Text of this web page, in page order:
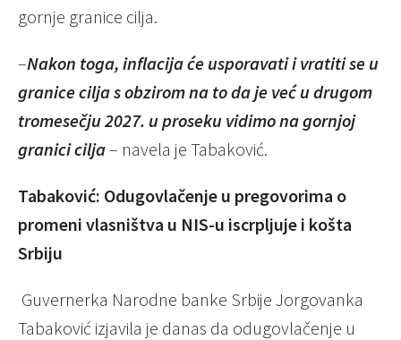
gornje granice cilja.
–Nakon toga, inflacija će usporavati i vratiti se u
granice cilja s obzirom na to da je već u drugom
tromesečju 2027. u proseku vidimo na gornjoj
granici cilja– navela je Tabaković.
Tabaković: Odugovlačenje u pregovorima o
promeni vlasništva u NIS-u iscrpljuje i košta
Srbiju
Guvernerka Narodne banke Srbije Jorgovanka
Tabaković izjavila je danas da odugovlačenje u